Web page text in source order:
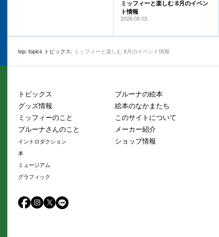
ミッフィーと楽しむ 8月のイベン
ト情報
2026.08.03
top topics トピックス ミッフィーと楽しむ 8月のイベント情報
トピックス
グッズ情報
ミッフィーのこと
ブルーナさんのこと
イントロダクション
本
ミュージアム
グラフィック
ブルーナの絵本
絵本のなかまたち
このサイトについて
メーカー紹介
ショップ情報